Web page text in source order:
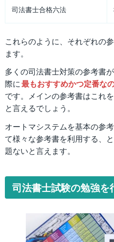
司法書士合格六法
これらのように、それぞれの
ます。
多くの司法書士対策の参考書
際に最もおすすめかつ定番な
です。メインの参考書はこれ
と言えるでしょう。
オートマシステムを基本の参
て様々な参考書を利用する、
題ないと言えます。
司法書士試験の勉強を